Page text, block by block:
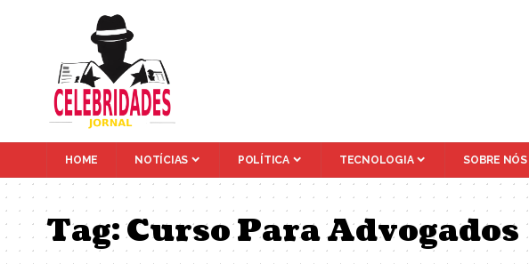
HOME NOTÍCIAS POLÍTICA TECNOLOGIA SOBRE NÓS
Tag:Curso Para Advogados